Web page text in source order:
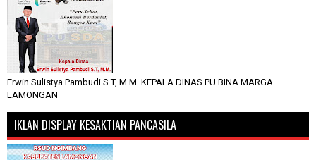
Erwin Sulistya Pambudi S.T, M.M. KEPALA DINAS PU BINA MARGA
LAMONGAN
IKLAN DISPLAY KESAKTIAN PANCASILA